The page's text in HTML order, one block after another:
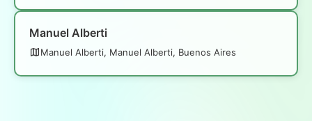
Manuel Alberti
Manuel Alberti, Manuel Alberti, Buenos Aires